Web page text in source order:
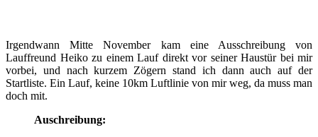
Irgendwann Mitte November kam eine Ausschreibung von
Lauffreund Heiko zu einem Lauf direkt vor seiner Haustür bei mir
vorbei, und nach kurzem Zögern stand ich dann auch auf der
Startliste. Ein Lauf, keine 10km Luftlinie von mir weg, da muss man
doch mit.
Auschreibung: